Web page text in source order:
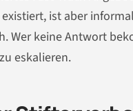
ist aber
Wer keine Antwort
eskalieren.